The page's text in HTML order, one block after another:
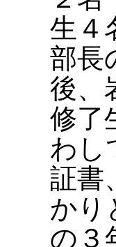
生４
部長
後、
修了
わし
証書
かり
の３